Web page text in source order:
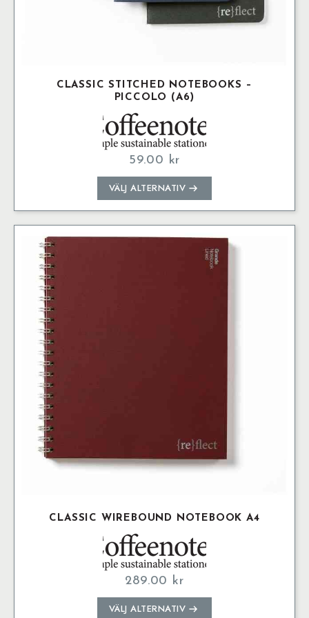
CLASSIC STITCHED NOTEBOOKS –
PICCOLO (A6)
59.00 kr
VÄLJ ALTERNATIV
Den
här
produkten
har
CLASSIC WIREBOUND NOTEBOOK A4
289.00 kr
VÄLJ ALTERNATIV
Den